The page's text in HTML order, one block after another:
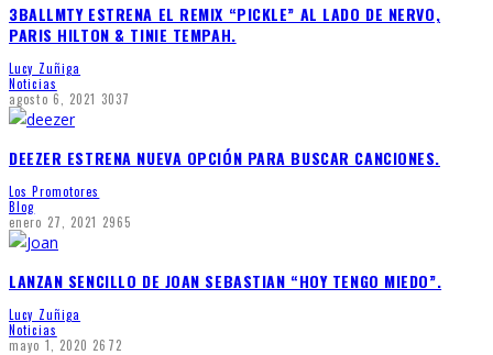
3BALLMTY ESTRENA EL REMIX “PICKLE” AL LADO DE NERVO,
PARIS HILTON & TINIE TEMPAH.
Lucy Zuñiga
Noticias
agosto 6, 2021 3037
DEEZER ESTRENA NUEVA OPCIÓN PARA BUSCAR CANCIONES.
Los Promotores
Blog
enero 27, 2021 2965
LANZAN SENCILLO DE JOAN SEBASTIAN “HOY TENGO MIEDO”.
Lucy Zuñiga
Noticias
mayo 1, 2020 2672